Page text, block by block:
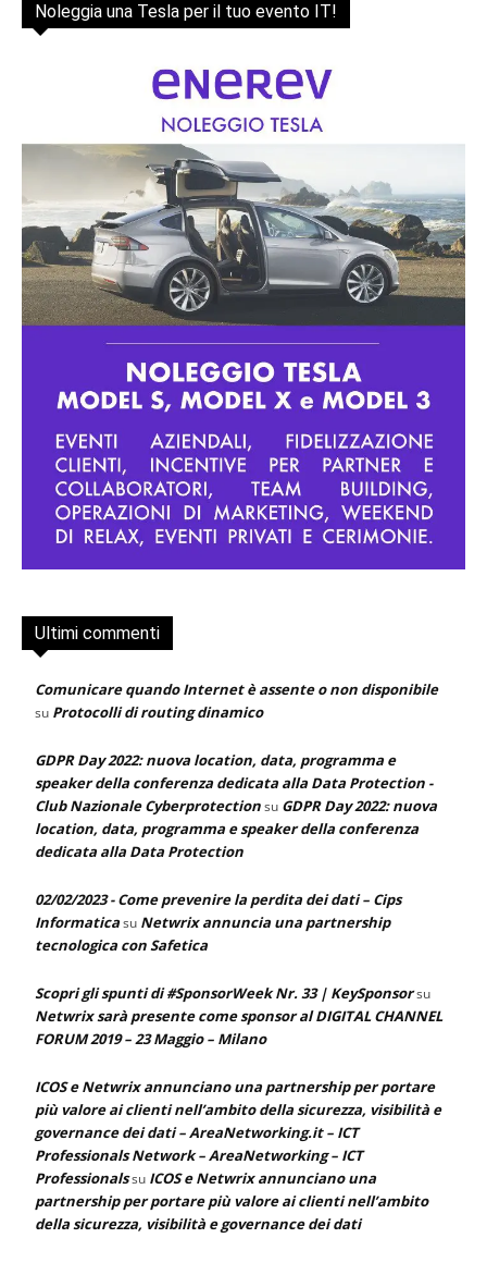
Noleggia una Tesla per il tuo evento IT!
Ultimi commenti
Comunicare quando Internet è assente o non disponibile
su Protocolli di routing dinamico
GDPR Day 2022: nuova location, data, programma e
speaker della conferenza dedicata alla Data Protection -
Club Nazionale Cyberprotectionsu GDPR Day 2022: nuova
location, data, programma e speaker della conferenza
dedicata alla Data Protection
02/02/2023 - Come prevenire la perdita dei dati – Cips
Informaticasu Netwrix annuncia una partnership
tecnologica con Safetica
Scopri gli spunti di #SponsorWeek Nr. 33 | KeySponsorsu
Netwrix sarà presente come sponsor al DIGITAL CHANNEL
FORUM 2019 – 23 Maggio – Milano
ICOS e Netwrix annunciano una partnership per portare
più valore ai clienti nell’ambito della sicurezza, visibilità e
governance dei dati – AreaNetworking.it – ICT
Professionals Network – AreaNetworking – ICT
Professionalssu ICOS e Netwrix annunciano una
partnership per portare più valore ai clienti nell’ambito
della sicurezza, visibilità e governance dei dati